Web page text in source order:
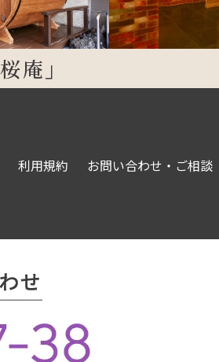
利用規約 お問い合わせ・ご相談